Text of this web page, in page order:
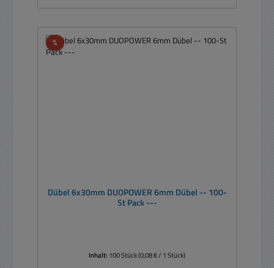
%Rabatt
Dübel 6x30mm DUOPOWER 6mm Dübel -- 100-
St Pack ---
Inhalt: 100 Stück(0,08 € / 1 Stück)